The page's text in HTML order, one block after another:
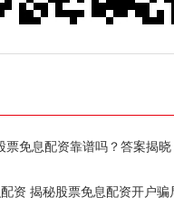
票免息配资靠谱吗？答案揭晓
资 揭秘股票免息配资开户骗